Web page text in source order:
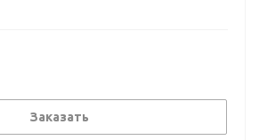
Заказать